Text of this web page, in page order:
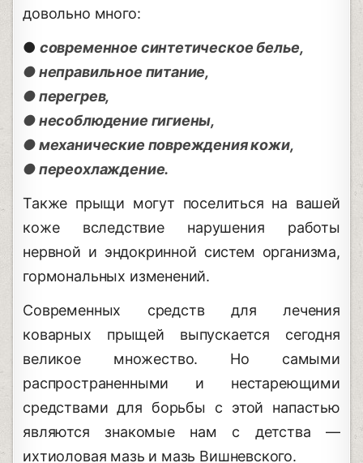
довольно много:
● современное синтетическое белье,
● неправильное питание,
● перегрев,
● несоблюдение гигиены,
● механические повреждения кожи,
● переохлаждение.
Также прыщи могут поселиться на вашей
коже вследствие нарушения работы
нервной и эндокринной систем организма,
гормональных изменений.
Современных средств для лечения
коварных прыщей выпускается сегодня
великое множество. Но самыми
распространенными и нестареющими
средствами для борьбы с этой напастью
являются знакомые нам с детства —
ихтиоловая мазь и мазь Вишневского.